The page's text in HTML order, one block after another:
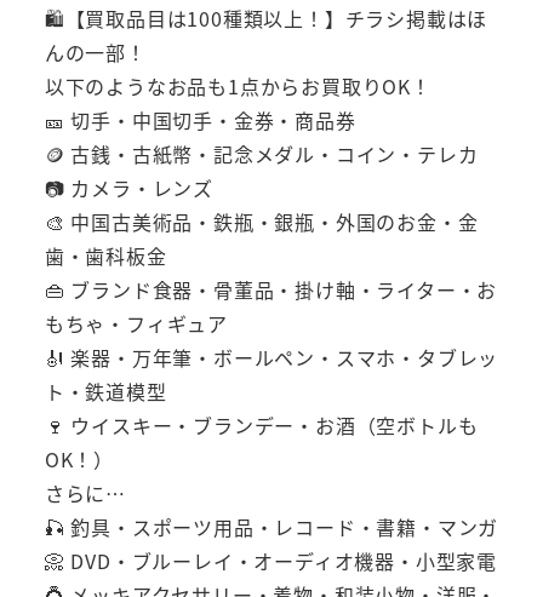
🛍️【買取品目は100種類以上！】チラシ掲載はほ
んの一部！
以下のようなお品も1点からお買取りOK！
🎫 切手・中国切手・金券・商品券
🪙 古銭・古紙幣・記念メダル・コイン・テレカ
📷 カメラ・レンズ
🎨 中国古美術品・鉄瓶・銀瓶・外国のお金・金
歯・歯科板金
👜 ブランド食器・骨董品・掛け軸・ライター・お
もちゃ・フィギュア
🎻 楽器・万年筆・ボールペン・スマホ・タブレッ
ト・鉄道模型
🍷 ウイスキー・ブランデー・お酒（空ボトルも
OK！）
さらに…
🎣 釣具・スポーツ用品・レコード・書籍・マンガ
📀 DVD・ブルーレイ・オーディオ機器・小型家電